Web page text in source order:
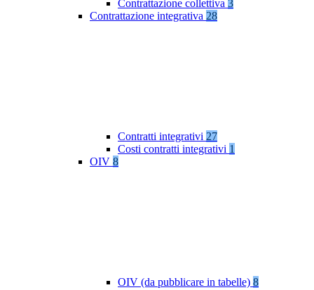
Contrattazione collettiva 3
Contrattazione integrativa 28
Contratti integrativi 27
Costi contratti integrativi 1
OIV 8
OIV (da pubblicare in tabelle) 8